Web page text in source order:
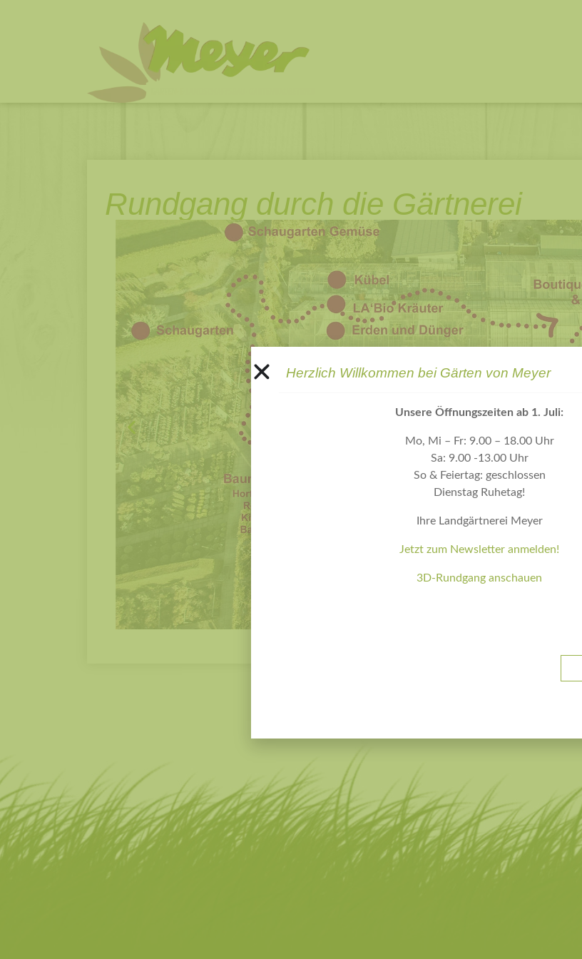
Rundgang durch die Gärtnerei
Herzlich Willkommen bei Gärten von Meyer
Unsere Öffnungszeiten ab 1. Juli:
Mo, Mi – Fr: 9.00 – 18.00 Uhr
Sa: 9.00 -13.00 Uhr
So & Feiertag: geschlossen
Dienstag Ruhetag!
Ihre Landgärtnerei Meyer
Jetzt zum Newsletter anmelden!
3D-Rundgang anschauen